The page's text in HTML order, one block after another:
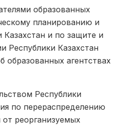
образованных
планированию и
и по защите и
Республики Казахстан
образованных агентствах
Республики
по перераспределению
реорганизуемых